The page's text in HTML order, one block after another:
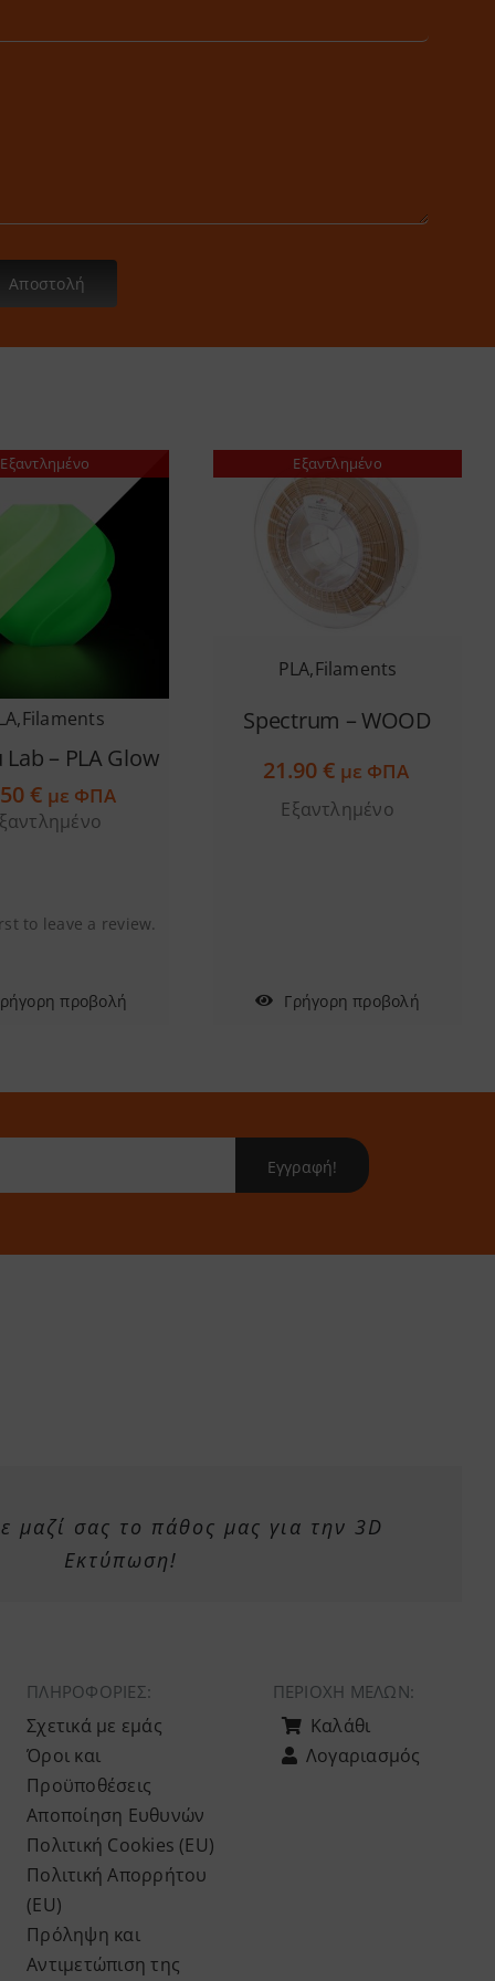
Αποστολή
Εξαντλημένο
,Filaments
– PLA Glow
€ με ΦΠΑ
to leave a review.
προβολή
Εξαντλημένο
PLA,Filaments
Spectrum – WOOD
21.90€ με ΦΠΑ
Εξαντλημένο
Γρήγορη προβολή
Εγγραφή!
μαζί σας το πάθος μας για την 3D
Εκτύπωση!
ΠΛΗΡΟΦΟΡΙΕΣ:
Σχετικά με εμάς
Όροι και
Προϋποθέσεις
Αποποίηση Ευθυνών
Πολιτική Cookies (ΕU)
Πολιτική Απορρήτου
(ΕU)
Πρόληψη και
Αντιμετώπιση της
ΠΕΡΙΟΧΉ ΜΕΛΏΝ:
Καλάθι
Λογαριασμός